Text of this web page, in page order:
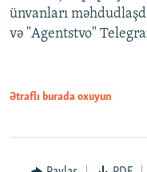
ünvanları
və "Agentstvo"
Ətraflı burada oxuyun